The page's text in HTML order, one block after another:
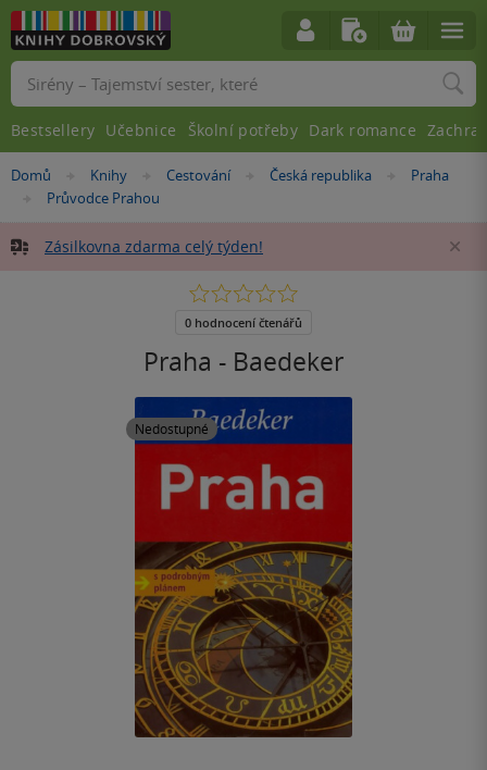
Nacházíte
Domů »Knihy »Cestování »
Česká republika »Praha
»Průvodce Prahou
Zásilkovna zdarma celý týden!
Praha - Baedeker
Nedostupné
0.0
5
0 hodnocení čtenářů
Vyhledávání
Bestsellery Učebnice Školní potřeby Dark romance